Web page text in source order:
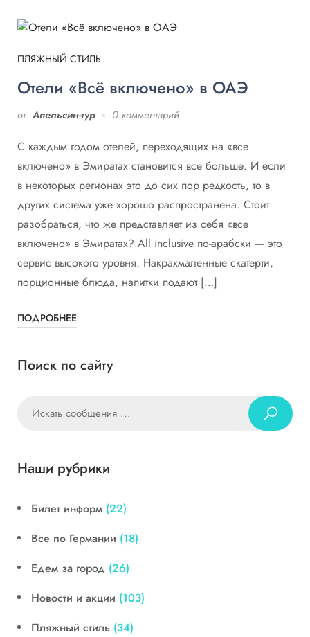
ПЛЯЖНЫЙ СТИЛЬ
Отели «Всё включено» в ОАЭ
от Апельсин-тур 0 комментарий
С каждым годом отелей, переходящих на «все
включено» в Эмиратах становится все больше. И если
в некоторых регионах это до сих пор редкость, то в
других система уже хорошо распространена. Стоит
разобраться, что же представляет из себя «все
включено» в Эмиратах? All inclusive по-арабски — это
сервис высокого уровня. Накрахмаленные скатерти,
порционные блюда, напитки подают […]
ПОДРОБНЕЕ
Поиск по сайту
Наши рубрики
Билет информ (22)
Все по Германии (18)
Едем за город (26)
Новости и акции (103)
Пляжный стиль (34)